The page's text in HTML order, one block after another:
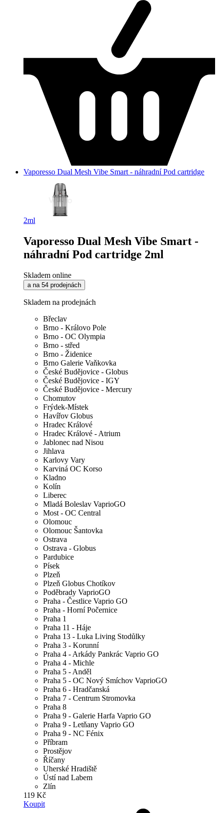
Vaporesso Dual Mesh Vibe Smart - náhradní Pod cartridge
2ml
Vaporesso Dual Mesh Vibe Smart -
náhradní Pod cartridge 2ml
Skladem online
a na 54 prodejnách
Skladem na prodejnách
Břeclav
Brno - Královo Pole
Brno - OC Olympia
Brno - střed
Brno - Židenice
Brno Galerie Vaňkovka
České Budějovice - Globus
České Budějovice - IGY
České Budějovice - Mercury
Chomutov
Frýdek-Místek
Havířov Globus
Hradec Králové
Hradec Králové - Atrium
Jablonec nad Nisou
Jihlava
Karlovy Vary
Karviná OC Korso
Kladno
Kolín
Liberec
Mladá Boleslav VaprioGO
Most - OC Central
Olomouc
Olomouc Šantovka
Ostrava
Ostrava - Globus
Pardubice
Písek
Plzeň
Plzeň Globus Chotíkov
Poděbrady VaprioGO
Praha - Čestlice Vaprio GO
Praha - Horní Počernice
Praha 1
Praha 11 - Háje
Praha 13 - Luka Living Stodůlky
Praha 3 - Korunní
Praha 4 - Arkády Pankrác Vaprio GO
Praha 4 - Michle
Praha 5 - Anděl
Praha 5 - OC Nový Smíchov VaprioGO
Praha 6 - Hradčanská
Praha 7 - Centrum Stromovka
Praha 8
Praha 9 - Galerie Harfa Vaprio GO
Praha 9 - Letňany Vaprio GO
Praha 9 - NC Fénix
Příbram
Prostějov
Říčany
Uherské Hradiště
Ústí nad Labem
Zlín
119 Kč
Koupit